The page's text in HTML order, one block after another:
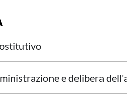
e delibera